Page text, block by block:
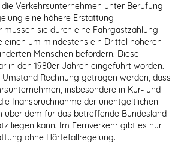
Verkehrsunternehmen unter Berufung
eine höhere Erstattung
müssen sie durch eine Fahrgastzählung
einen um mindestens ein Drittel höheren
Menschen befördern. Diese
in den 1980er Jahren eingeführt worden.
Rechnung getragen werden, dass
insbesondere in Kur- und
Inanspruchnahme der unentgeltlichen
über dem für das betreffende Bundesland
liegen kann. Im Fernverkehr gibt es nur
ohne Härtefallregelung.